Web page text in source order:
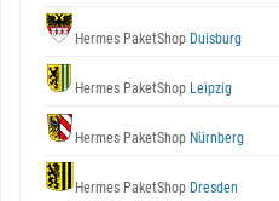
Hermes PaketShop Duisburg
Hermes PaketShop Leipzig
Hermes PaketShop Nürnberg
Hermes PaketShop Dresden